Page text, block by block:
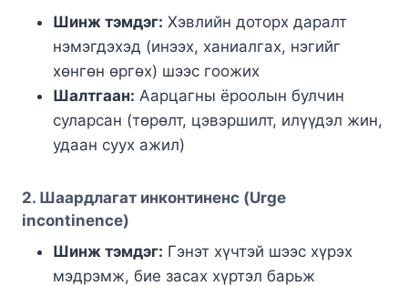
Шинж тэмдэг: Хэвлийн доторх даралт
нэмэгдэхэд (инээх, ханиалгах, нэгийг
хөнгөн өргөх) шээс гоожих
Шалтгаан: Аарцагны ёроолын булчин
суларсан (төрөлт, цэвэршилт, илүүдэл жин,
удаан суух ажил)
2. Шаардлагат инконтиненс (Urge
incontinence)
Шинж тэмдэг: Гэнэт хүчтэй шээс хүрэх
мэдрэмж, бие засах хүртэл барьж